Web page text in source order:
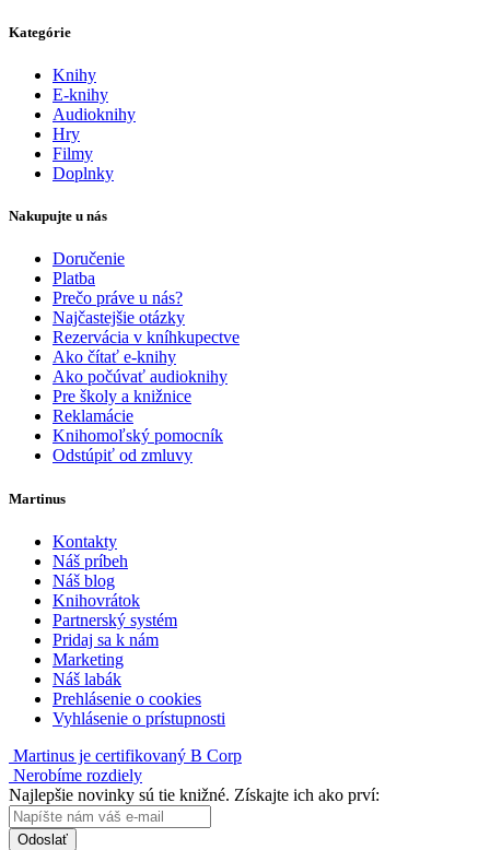
Kategórie
Knihy
E-knihy
Audioknihy
Hry
Filmy
Doplnky
Nakupujte u nás
Doručenie
Platba
Prečo práve u nás?
Najčastejšie otázky
Rezervácia v kníhkupectve
Ako čítať e-knihy
Ako počúvať audioknihy
Pre školy a knižnice
Reklamácie
Knihomoľský pomocník
Odstúpiť od zmluvy
Martinus
Kontakty
Náš príbeh
Náš blog
Knihovrátok
Partnerský systém
Pridaj sa k nám
Marketing
Náš labák
Prehlásenie o cookies
Vyhlásenie o prístupnosti
Martinus je certifikovaný B Corp
Nerobíme rozdiely
Najlepšie novinky sú tie knižné. Získajte ich ako prví:
Odoslať